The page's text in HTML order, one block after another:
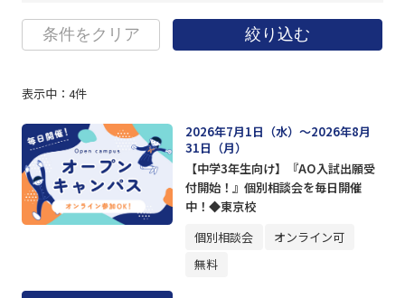
条件をクリア 絞り込む
表示中： 4件
2026年7月1日（水）～2026年8月
31日（月）
【中学3年生向け】『AO入試出願受
付開始！』個別相談会を毎日開催
中！◆東京校
個別相談会
オンライン可
無料